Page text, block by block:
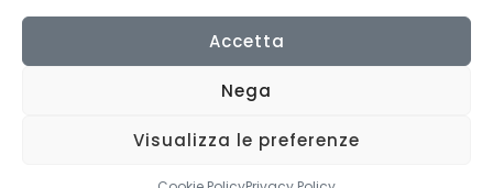
Accetta
Nega
Visualizza le preferenze
© 2022 CulturAgroalimentare di Raffaello De Crescenzo - P.IVA